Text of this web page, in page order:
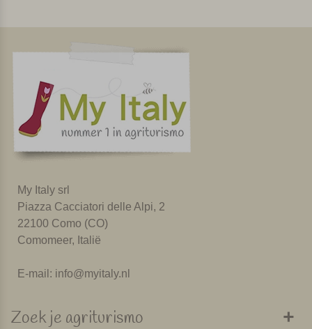
My Italy srl
Piazza Cacciatori delle Alpi, 2
22100 Como (CO)
Comomeer, Italië
E-mail: info@myitaly.nl
Zoek je agriturismo